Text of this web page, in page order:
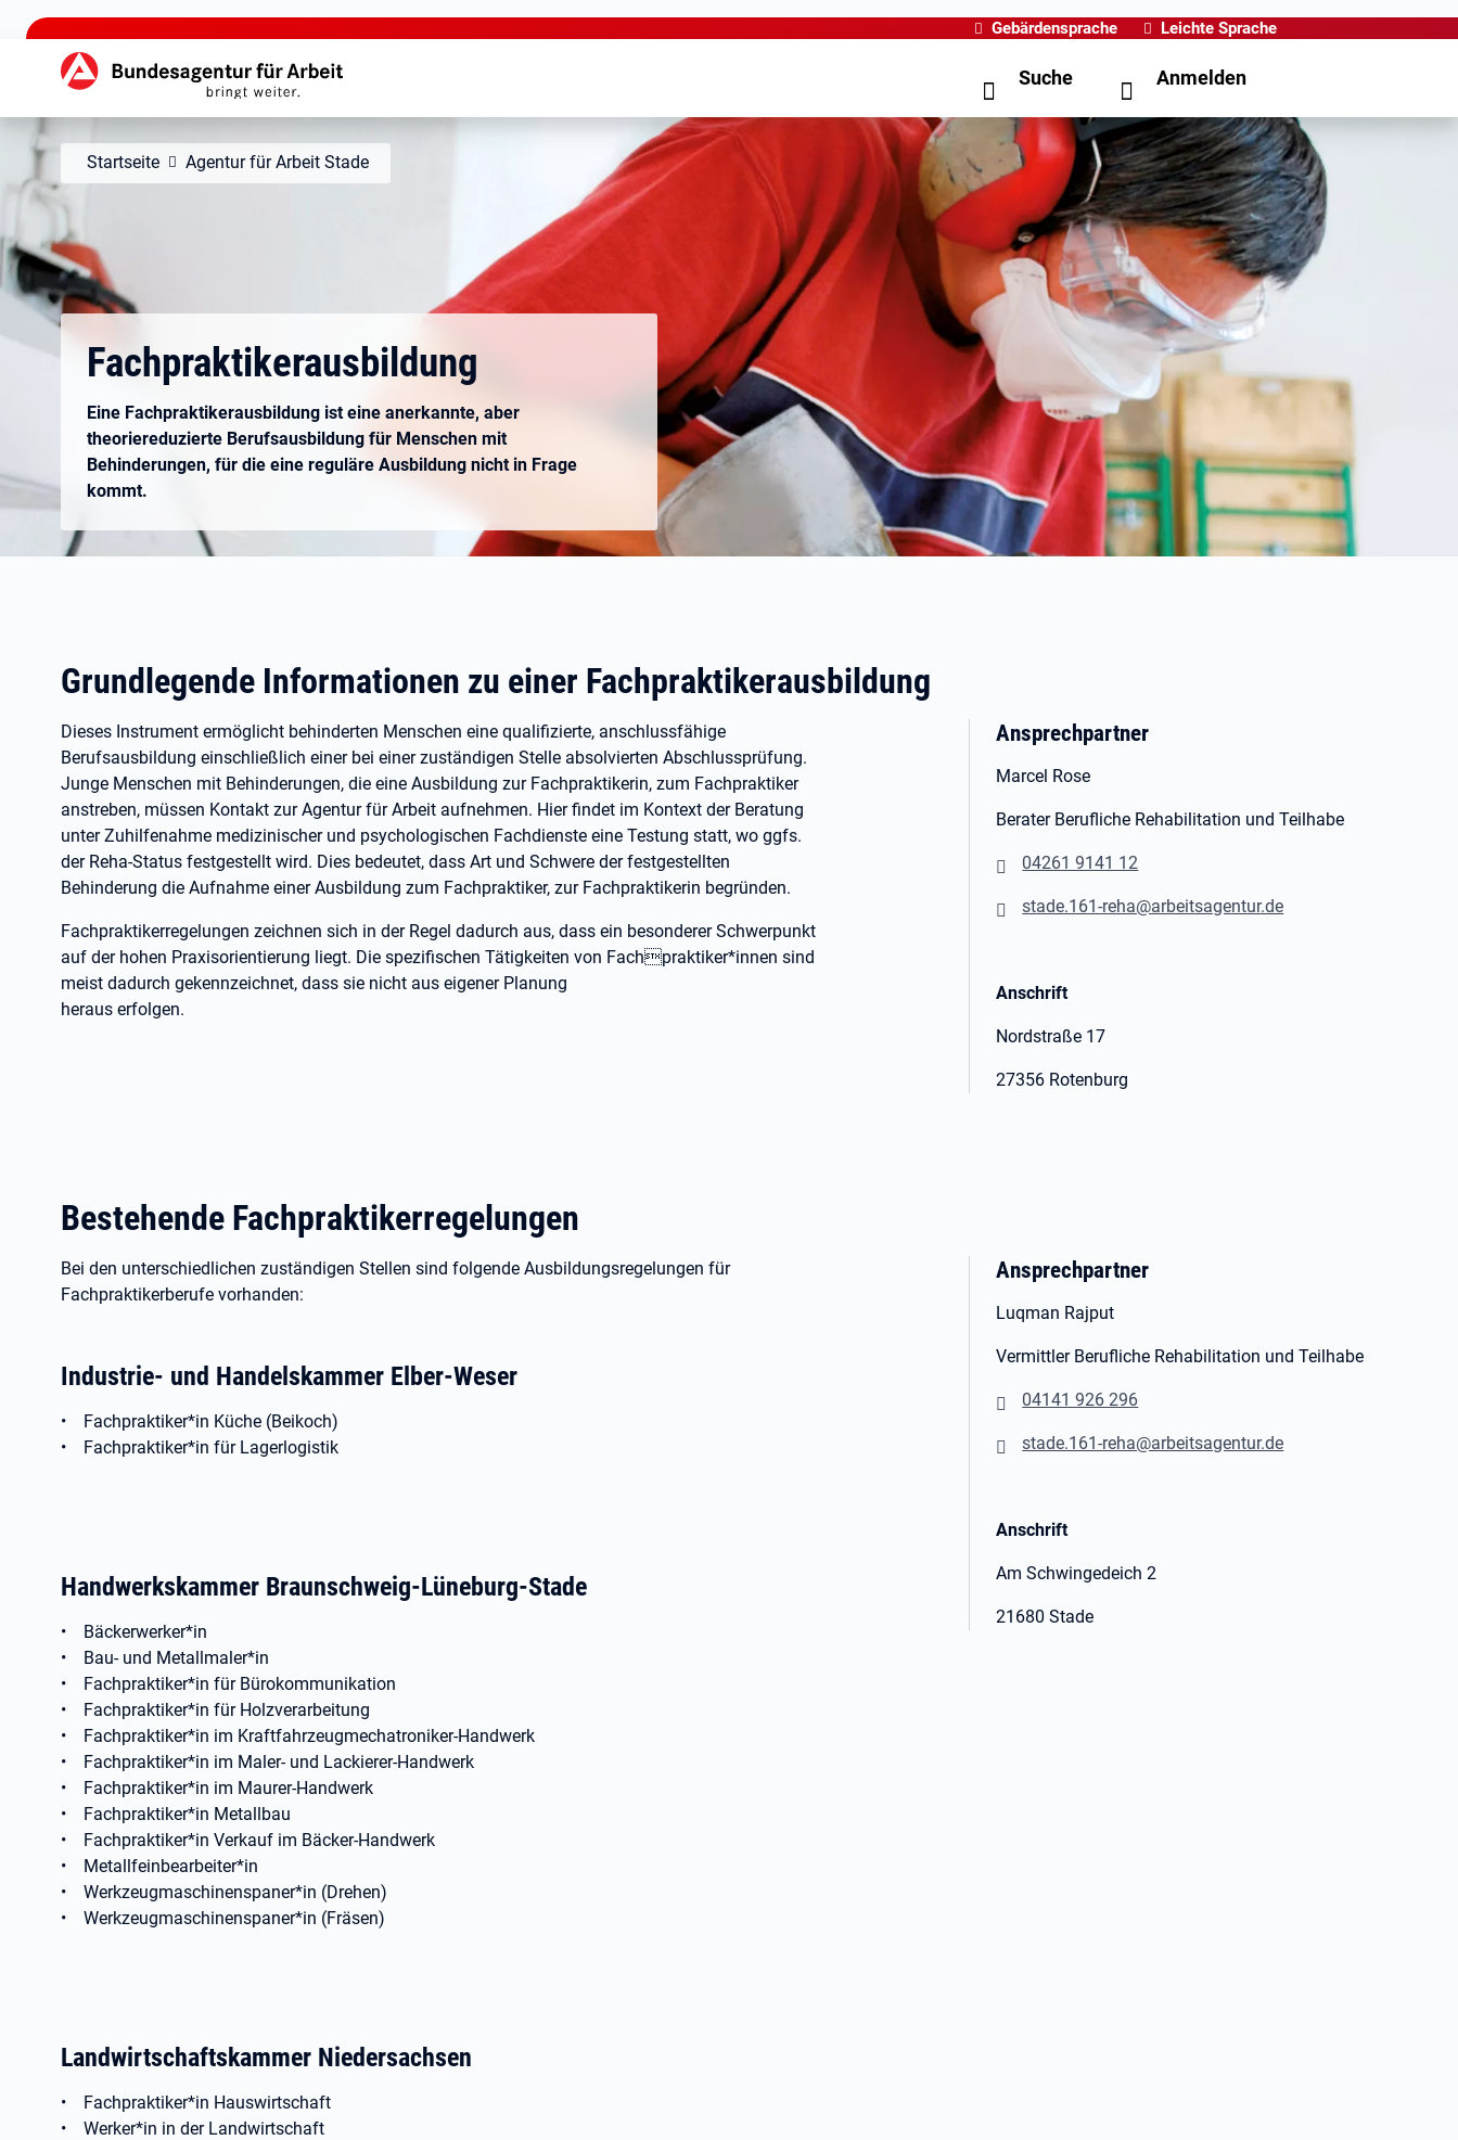
zu den Hauptinhalten springen
Gebärdensprache Leichte Sprache
Hauptnavigation Suche Anmelden
Startseite Agentur für Arbeit Stade
Fachpraktikerausbildung
Eine Fachpraktikerausbildung ist eine anerkannte, aber
theoriereduzierte Berufsausbildung für Menschen mit
Behinderungen, für die eine reguläre Ausbildung nicht in Frage
kommt.
Grundlegende Informationen zu einer Fachpraktikerausbildung
Dieses Instrument ermöglicht behinderten Menschen eine qualifizierte, anschlussfähige
Berufsausbildung einschließlich einer bei einer zuständigen Stelle absolvierten Abschlussprüfung.
Junge Menschen mit Behinderungen, die eine Ausbildung zur Fachpraktikerin, zum Fachpraktiker
anstreben, müssen Kontakt zur Agentur für Arbeit aufnehmen. Hier findet im Kontext der Beratung
unter Zuhilfenahme medizinischer und psychologischen Fachdienste eine Testung statt, wo ggfs.
der Reha-Status festgestellt wird. Dies bedeutet, dass Art und Schwere der festgestellten
Behinderung die Aufnahme einer Ausbildung zum Fachpraktiker, zur Fachpraktikerin begründen.
Fachpraktikerregelungen zeichnen sich in der Regel dadurch aus, dass ein besonderer Schwerpunkt
auf der hohen Praxisorientierung liegt. Die spezifischen Tätigkeiten von Fachpraktiker*innen sind
meist dadurch gekennzeichnet, dass sie nicht aus eigener Planung
heraus erfolgen.
Ansprechpartner
Marcel Rose
Berater Berufliche Rehabilitation und Teilhabe
04261 9141 12
stade.161-reha@arbeitsagentur.de
Anschrift
Nordstraße 17
27356 Rotenburg
Bestehende Fachpraktikerregelungen
Bei den unterschiedlichen zuständigen Stellen sind folgende Ausbildungsregelungen für
Fachpraktikerberufe vorhanden:
Industrie- und Handelskammer Elber-Weser
• Fachpraktiker*in Küche (Beikoch)
• Fachpraktiker*in für Lagerlogistik
Handwerkskammer Braunschweig-Lüneburg-Stade
• Bäckerwerker*in
• Bau- und Metallmaler*in
• Fachpraktiker*in für Bürokommunikation
• Fachpraktiker*in für Holzverarbeitung
• Fachpraktiker*in im Kraftfahrzeugmechatroniker-Handwerk
• Fachpraktiker*in im Maler- und Lackierer-Handwerk
• Fachpraktiker*in im Maurer-Handwerk
• Fachpraktiker*in Metallbau
• Fachpraktiker*in Verkauf im Bäcker-Handwerk
• Metallfeinbearbeiter*in
• Werkzeugmaschinenspaner*in (Drehen)
• Werkzeugmaschinenspaner*in (Fräsen)
Landwirtschaftskammer Niedersachsen
• Fachpraktiker*in Hauswirtschaft
• Werker*in in der Landwirtschaft
Ansprechpartner
Luqman Rajput
Vermittler Berufliche Rehabilitation und Teilhabe
04141 926 296
stade.161-reha@arbeitsagentur.de
Anschrift
Am Schwingedeich 2
21680 Stade